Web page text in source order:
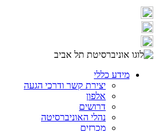
מידע כללי
יצירת קשר ודרכי הגעה
אלפון
דרושים
נהלי האוניברסיטה
מכרזים